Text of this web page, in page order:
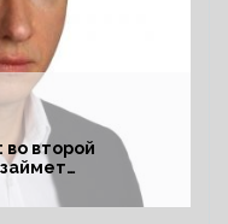
второй